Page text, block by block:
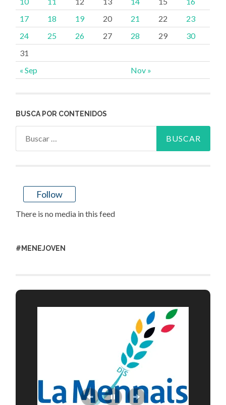
« Sep Nov »
17
18 19 20 21 22
23
24
25 26 27 28 29
30
31
BUSCA POR CONTENIDOS
Follow
There is no media in this feed
#MENEJOVEN